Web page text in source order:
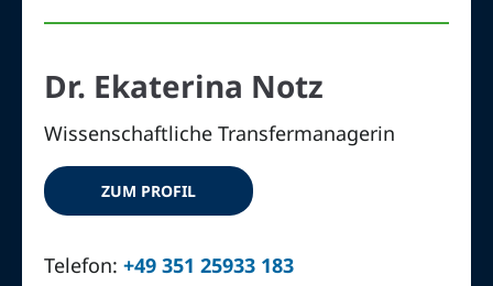
Dr. Ekaterina Notz
Wissenschaftliche Transfermanagerin
ZUM PROFIL
Telefon:+49 351 25933 183